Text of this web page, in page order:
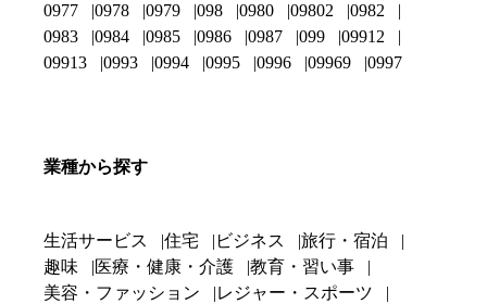
0977
0978 0979 098 0980 09802
0982
0983
0984 0985 0986 0987 099
09912
09913
0993 0994 0995 0996 09969 0997
業種から探す
生活サービス 住宅 ビジネス
旅行・宿泊
趣味
医療・健康・介護
教育・習い事
美容・ファッション
レジャー・スポーツ